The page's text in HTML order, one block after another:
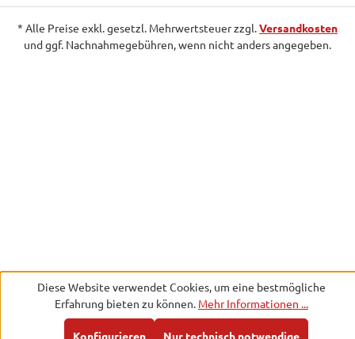
* Alle Preise exkl. gesetzl. Mehrwertsteuer zzgl.Versandkosten
und ggf. Nachnahmegebühren, wenn nicht anders angegeben.
Diese Website verwendet Cookies, um eine bestmögliche
Erfahrung bieten zu können. Mehr Informationen ...
Nur technisch notwendige
Konfigurieren